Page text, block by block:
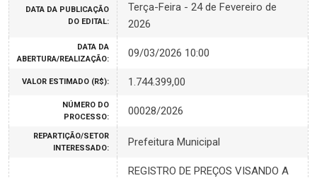
DATA DA PUBLICAÇÃO
DO EDITAL:
Terça-Feira - 24 de Fevereiro de
2026
DATA DA
ABERTURA/REALIZAÇÃO:
09/03/2026 10:00
VALOR ESTIMADO (R$): 1.744.399,00
NÚMERO DO
PROCESSO:
00028/2026
REPARTIÇÃO/SETOR
INTERESSADO:
Prefeitura Municipal
REGISTRO DE PREÇOS VISANDO A